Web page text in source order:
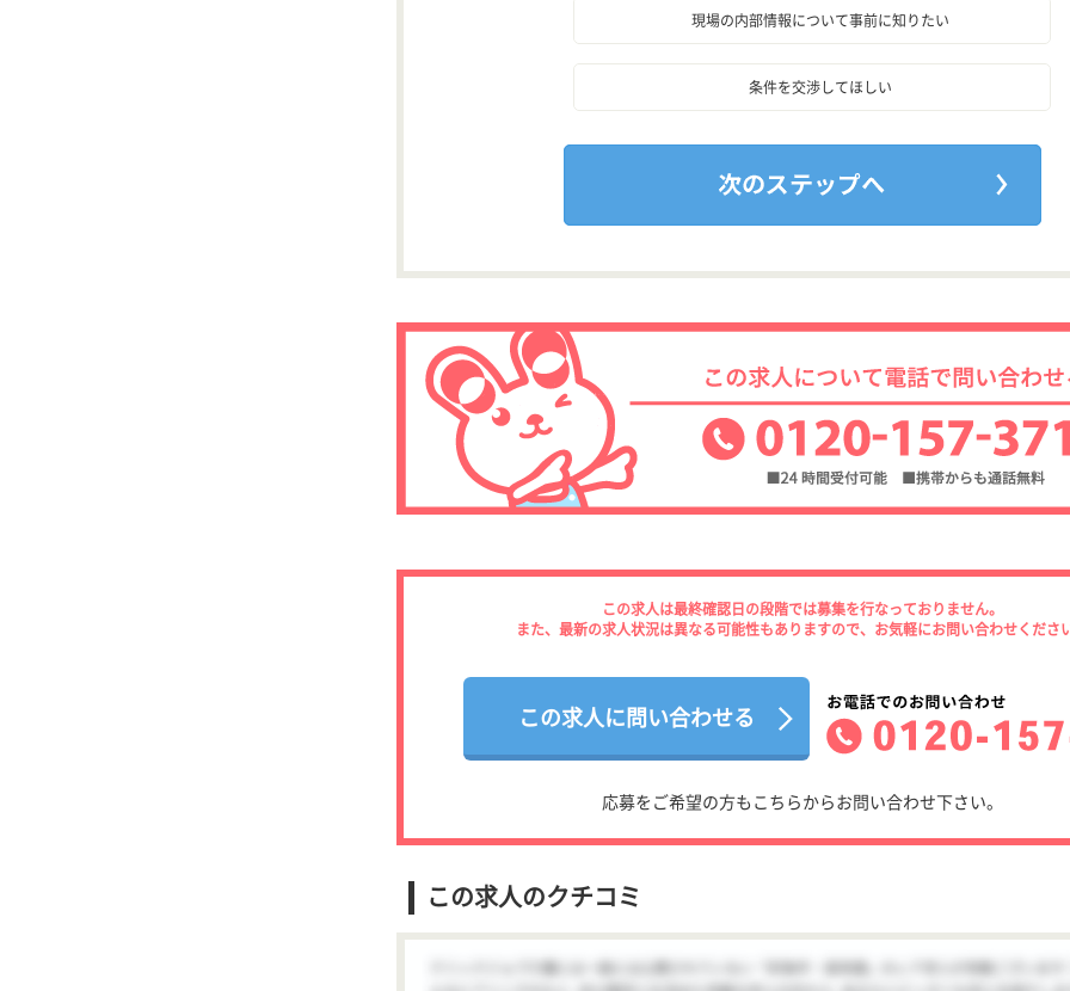
現場の内部情報について事前に知りたい
条件を交渉してほしい
この求人は最終確認日の段階では募集を行なっておりません。
また、最新の求人状況は異なる可能性もありますので、お気軽にお問い合わせくださ
この求人に問い合わせる
応募をご希望の方もこちらからお問い合わせ下さい。
この求人のクチコミ